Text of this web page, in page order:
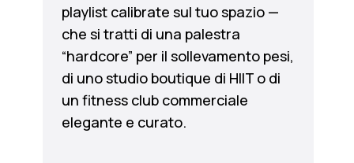
playlist calibrate sul tuo spazio —
che si tratti di una palestra
“hardcore” per il sollevamento pesi,
di uno studio boutique di HIIT o di
un fitness club commerciale
elegante e curato.